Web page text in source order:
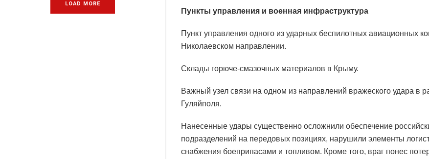
LOAD MORE
Пункты управления и военная инфраструктура
Пункт управления одного из ударных беспилотных авиационных
Николаевском направлении.
Склады горюче-смазочных материалов в Крыму.
Важный узел связи на одном из направлений вражеского удара в
Гуляйполя.
Нанесенные удары существенно осложнили обеспечение
подразделений на передовых позициях, нарушили элементы
снабжения боеприпасами и топливом. Кроме того, враг понес